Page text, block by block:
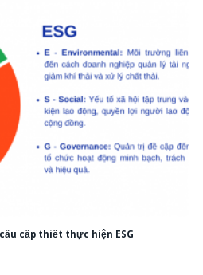
cấp thiết thực hiện ESG